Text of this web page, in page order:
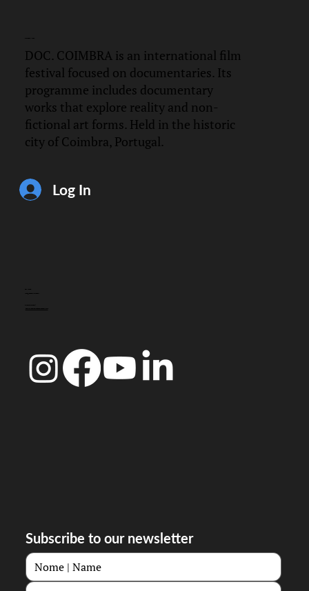
DOC. COIMBRA is an international film
festival focused on documentaries. Its
programme includes documentary
works that explore reality and non-
fictional art forms. Held in the historic
city of Coimbra, Portugal.
Log In
CONTACT
Subscribe to our newsletter